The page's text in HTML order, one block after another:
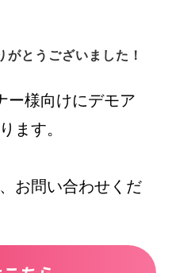
とうございました！
ー様向けにデモア
ます。
お問い合わせくだ